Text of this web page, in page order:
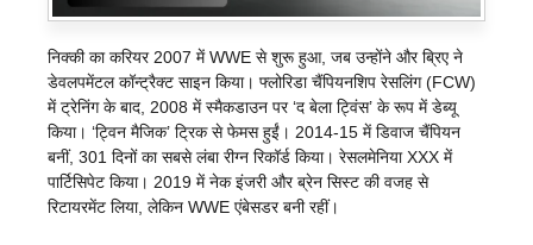
निक्की का करियर 2007 में WWE से शुरू हुआ, जब उन्होंने और ब्रिए ने
डेवलपमेंटल कॉन्ट्रैक्ट साइन किया। फ्लोरिडा चैंपियनशिप रेसलिंग (FCW)
में ट्रेनिंग के बाद, 2008 में स्मैकडाउन पर ‘द बेला ट्विंस’ के रूप में डेब्यू
किया। ‘ट्विन मैजिक’ ट्रिक से फेमस हुईं। 2014-15 में डिवाज चैंपियन
बनीं, 301 दिनों का सबसे लंबा रीग्न रिकॉर्ड किया। रेसलमेनिया XXX में
पार्टिसिपेट किया। 2019 में नेक इंजरी और ब्रेन सिस्ट की वजह से
रिटायरमेंट लिया, लेकिन WWE एंबेसडर बनी रहीं।